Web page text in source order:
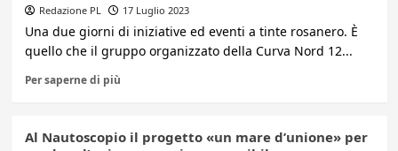
Redazione PL 17 Luglio 2023
Una due giorni di iniziative ed eventi a tinte rosanero. È
quello che il gruppo organizzato della Curva Nord 12...
Per saperne di più
Al Nautoscopio il progetto «un mare d’unione» per